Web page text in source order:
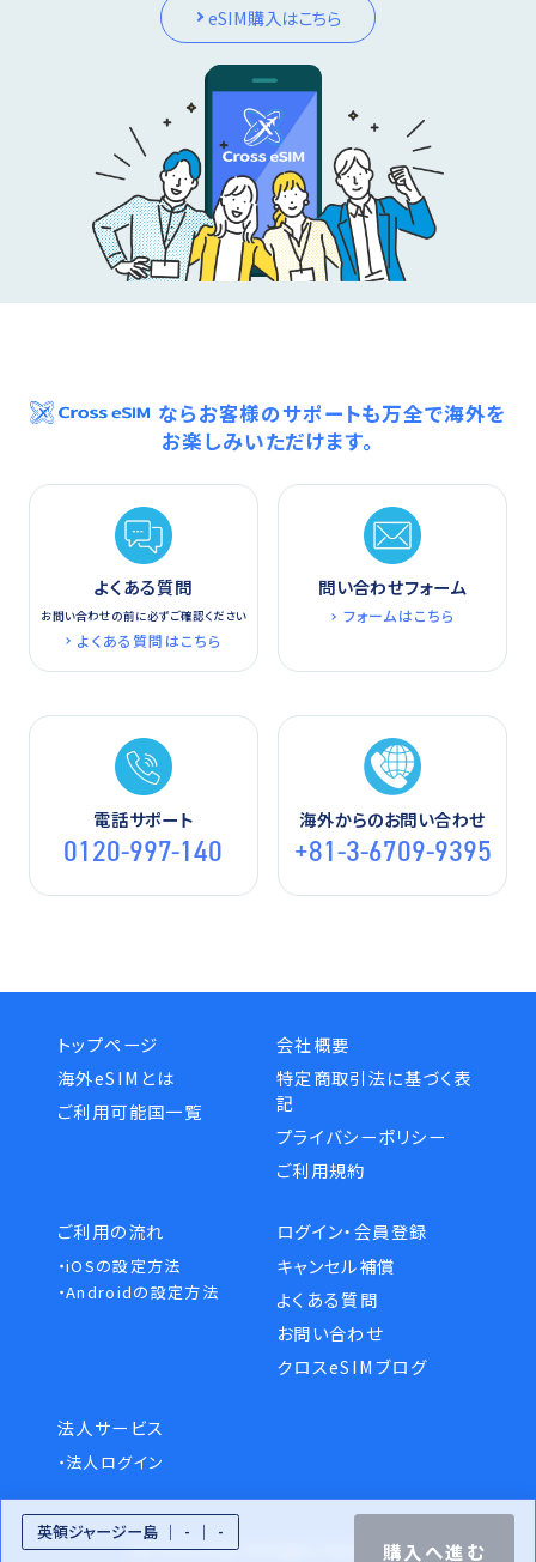
eSIM購入はこちら
英領ジャージー島 - -
購入へ進む
ならお客様のサポートも万全で海外を
お楽しみいただけます。
よくある質問
お問い合わせの前に必ずご確認ください
よくある質問はこちら
問い合わせフォーム
フォームはこちら
電話サポート
0120-997-140
海外からのお問い合わせ
+81-3-6709-9395
トップページ
海外eSIMとは
ご利用可能国一覧
ご利用の流れ
・iOSの設定方法
・Androidの設定方法
法人サービス
・法人ログイン
会社概要
特定商取引法に基づく表
記
プライバシーポリシー
ご利用規約
ログイン・会員登録
キャンセル補償
よくある質問
お問い合わせ
クロスeSIMブログ
© Cross eSIM. All Rights Reserved.